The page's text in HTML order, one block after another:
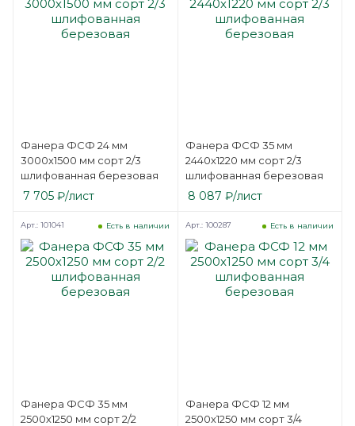
Фанера ФСФ 24 мм
3000х1500 мм сорт 2/3
шлифованная березовая
7 705 ₽/лист
Фанера ФСФ 35 мм
2440х1220 мм сорт 2/3
шлифованная березовая
8 087 ₽/лист
Фанера ФСФ 35 мм
2500х1250 мм сорт 2/2
Есть в наличии
Арт.: 101041
Фанера ФСФ 12 мм
2500х1250 мм сорт 3/4
Есть в наличии
Арт.: 100287